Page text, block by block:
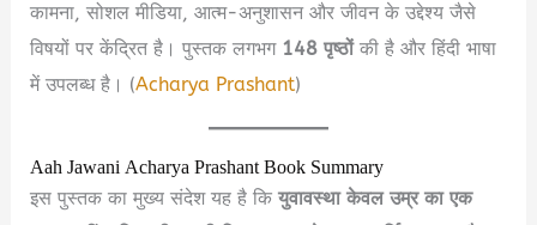
कामना, सोशल मीडिया, आत्म-अनुशासन और जीवन के उद्देश्य जैसे
विषयों पर केंद्रित है। पुस्तक लगभग 148 पृष्ठोंकी है और हिंदी भाषा
में उपलब्ध है। (Acharya Prashant)
Aah Jawani Acharya Prashant Book Summary
इस पुस्तक का मुख्य संदेश यह है कियुवावस्था केवल उम्र का एक